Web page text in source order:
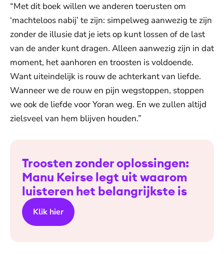
“Met dit boek willen we anderen toerusten om
‘machteloos nabij’ te zijn: simpelweg aanwezig te zijn
zonder de illusie dat je iets op kunt lossen of de last
van de ander kunt dragen. Alleen aanwezig zijn in dat
moment, het aanhoren en troosten is voldoende.
Want uiteindelijk is rouw de achterkant van liefde.
Wanneer we de rouw en pijn wegstoppen, stoppen
we ook de liefde voor Yoran weg. En we zullen altijd
zielsveel van hem blijven houden.”
Troosten zonder oplossingen:
Manu Keirse legt uit waarom
luisteren het belangrijkste is
Klik hier